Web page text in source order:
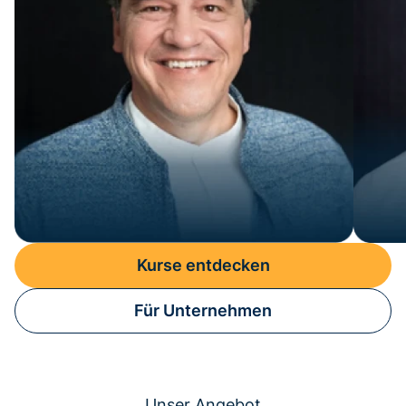
Kurse entdecken
Für Unternehmen